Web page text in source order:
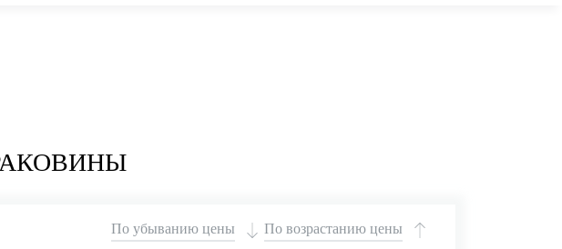
По убыванию цены По возрастанию цены